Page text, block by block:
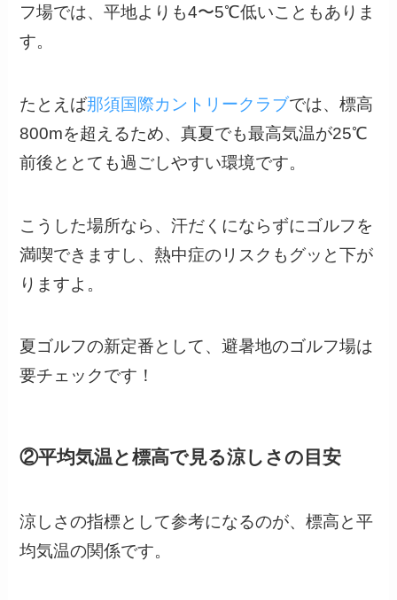
フ場では、平地よりも4〜5℃低いこともありま
す。
たとえば那須国際カントリークラブでは、標高
800mを超えるため、真夏でも最高気温が25℃
前後ととても過ごしやすい環境です。
こうした場所なら、汗だくにならずにゴルフを
満喫できますし、熱中症のリスクもグッと下が
りますよ。
夏ゴルフの新定番として、避暑地のゴルフ場は
要チェックです！
②平均気温と標高で見る涼しさの目安
涼しさの指標として参考になるのが、標高と平
均気温の関係です。